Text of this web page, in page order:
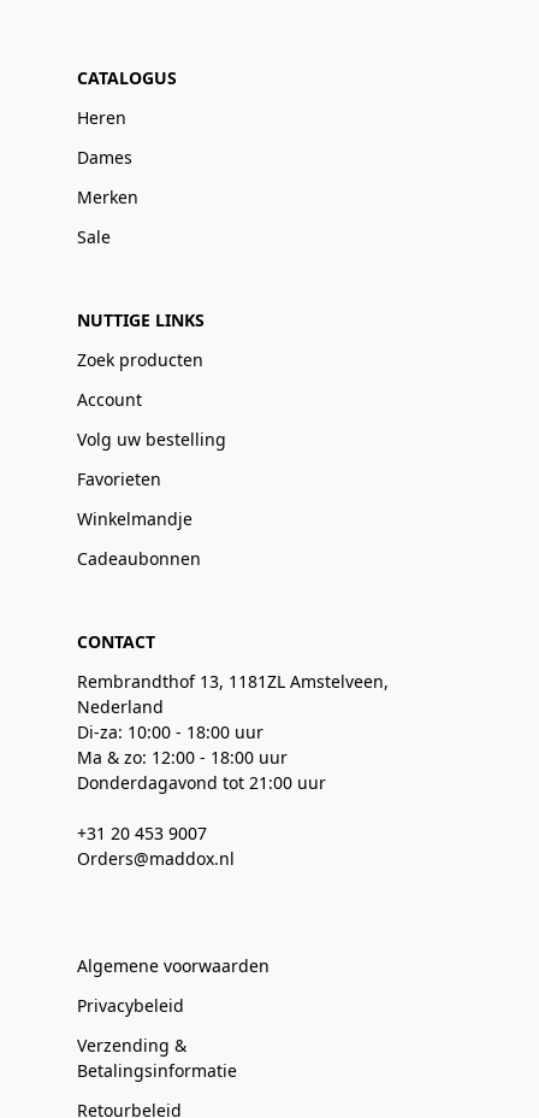
CATALOGUS
Heren
Dames
Merken
Sale
NUTTIGE LINKS
Zoek producten
Account
Volg uw bestelling
Favorieten
Winkelmandje
Cadeaubonnen
CONTACT
Rembrandthof 13, 1181ZL Amstelveen,
Nederland
Di-za: 10:00 - 18:00 uur
Ma & zo: 12:00 - 18:00 uur
Donderdagavond tot 21:00 uur
+31 20 453 9007
Orders@maddox.nl
Algemene voorwaarden
Privacybeleid
Verzending &
Betalingsinformatie
Retourbeleid